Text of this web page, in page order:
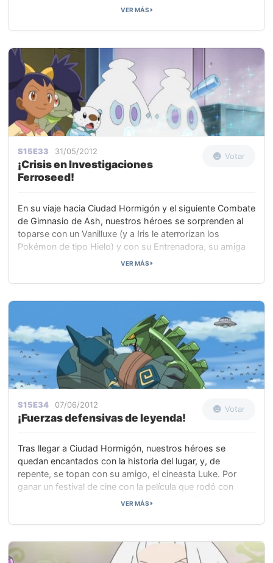
hombre elegantemente vestido sale de ella y pregunta a
metidos dentro de la limusina y se los llevan.
VER MÁS
S15E33 31/05/2012
¡Crisis en Investigaciones
Ferroseed!
Votar
En su viaje hacia Ciudad Hormigón y el siguiente Combate
de Gimnasio de Ash, nuestros héroes se sorprenden al
toparse con un Vanilluxe (y a Iris le aterrorizan los
Pokémon de tipo Hielo) y con su Entrenadora, su amiga
Georgia. Esta les dice que va de camino al laboratorio de
Malveaux, para conseguir un musgo que cultivan allí y que
Pokémon. Y nuestros héroes deciden acompañarla.
VER MÁS
S15E34 07/06/2012
¡Fuerzas defensivas de leyenda!
Votar
Tras llegar a Ciudad Hormigón, nuestros héroes se
quedan encantados con la historia del lugar, y, de
repente, se topan con su amigo, el cineasta Luke. Por
ganar un festival de cine con la película que rodó con
nuestros héroes, La Leyenda del Caballero Pokémon,
lugar que cuenta con estudios de grabación y un cine de
VER MÁS